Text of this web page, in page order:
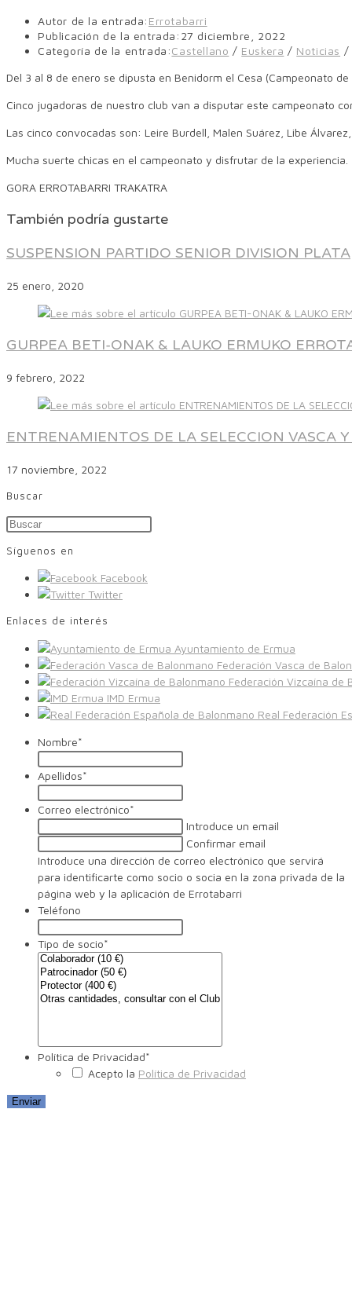
Autor de la entrada: Errotabarri
Publicación de la entrada: 27 diciembre, 2022
Categoría de la entrada:Castellano / Euskera / Noticias /
Del 3 al 8 de enero se dipusta en Benidorm el Cesa (Campeonato
Cinco jugadoras de nuestro club van a disputar este campeonato
Las cinco convocadas son: Leire Burdell, Malen Suárez, Libe
Mucha suerte chicas en el campeonato y disfrutar de la experiencia.
GORA ERROTABARRI TRAKATRA
También podría gustarte
SUSPENSION PARTIDO SENIOR DIVISION PLATA
25 enero, 2020
GURPEA BETI-ONAK & LAUKO ERMUKO
9 febrero, 2022
ENTRENAMIENTOS DE LA SELECCION VASCA
17 noviembre, 2022
Buscar
Síguenos en
Facebook
Twitter
Enlaces de interés
Ayuntamiento de Ermua
Federación Vasca de
Federación Vizcaína de
IMD Ermua
Real Federación
Nombre*
Apellidos*
Correo electrónico*
Introduce un email
Confirmar email
Introduce una dirección de correo electrónico que servirá
para identificarte como socio o socia en la zona privada de la
página web y la aplicación de Errotabarri
Teléfono
Tipo de socio*
Política de Privacidad*
Acepto la Política de Privacidad